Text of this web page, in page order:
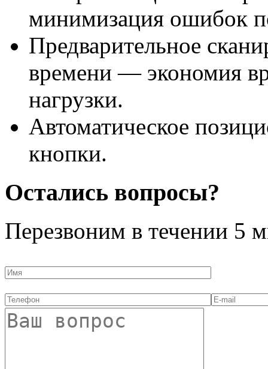
минимизация ошибок
Предварительное
времени — экономия
нагрузки.
Автоматическое
кнопки.
Остались вопросы?
Перезвоним в течении 5